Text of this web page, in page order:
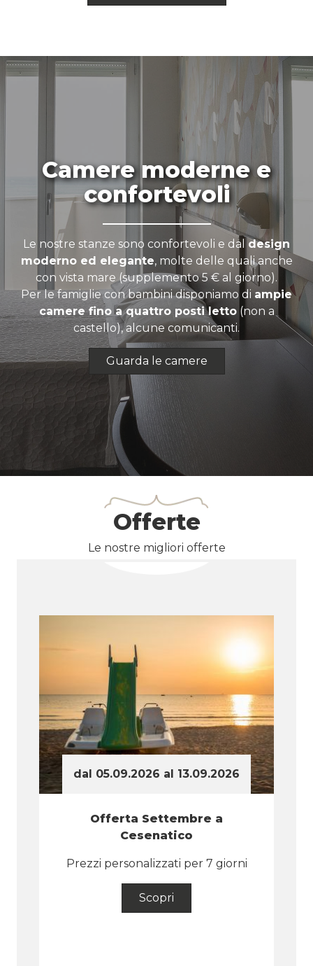
Camere moderne e
confortevoli
Le nostre stanze sono confortevoli e dal design
moderno ed elegante, molte delle quali anche
con vista mare (supplemento 5 € al giorno).
Per le famiglie con bambini disponiamo di ampie
camere fino a quattro posti letto(non a
castello), alcune comunicanti.
Guarda le camere
Offerte
Le nostre migliori offerte
dal 05.09.2026 al 13.09.2026
Offerta Settembre a
Cesenatico
Prezzi personalizzati per 7 giorni
Scopri